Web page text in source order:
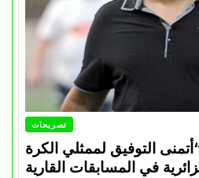
تصريحات
التوفيق لممثلي الكرة